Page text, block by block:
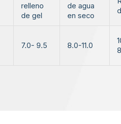
relleno
de gel
de agua
en seco
7.0- 9.5 8.0-11.0
8